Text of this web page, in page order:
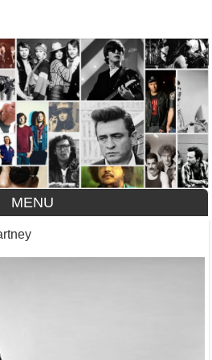
Disco
MENU